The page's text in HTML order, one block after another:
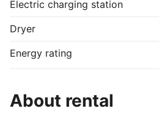
Electric charging station
Dryer
Energy rating
About rental